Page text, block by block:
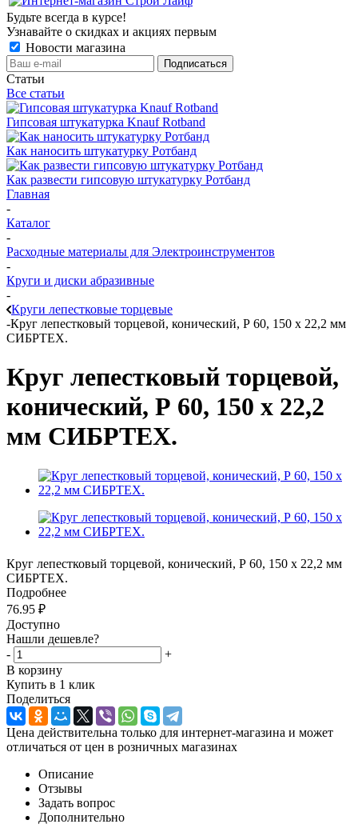
Будьте всегда в курсе!
Узнавайте о скидках и акциях первым
Новости магазина
Статьи
Все статьи
Гипсовая штукатурка Knauf Rotband
Как наносить штукатурку Ротбанд
Как развести гипсовую штукатурку Ротбанд
Главная
-
Каталог
-
Расходные материалы для Электроинструментов
-
Круги и диски абразивные
-
Круги лепестковые торцевые
-Круг лепестковый торцевой, конический, Р 60, 150 х 22,2 мм
СИБРТЕХ.
Круг лепестковый торцевой,
конический, Р 60, 150 х 22,2
мм СИБРТЕХ.
Круг лепестковый торцевой, конический, Р 60, 150 х 22,2 мм
СИБРТЕХ.
Подробнее
76.95 ₽
Доступно
Нашли дешевле?
-
+
В корзину
Купить в 1 клик
Поделиться
Цена действительна только для интернет-магазина и может
отличаться от цен в розничных магазинах
Описание
Отзывы
Задать вопрос
Дополнительно